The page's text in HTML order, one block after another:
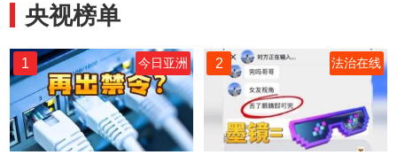
央视榜单
1 今日亚洲 2 法治在线